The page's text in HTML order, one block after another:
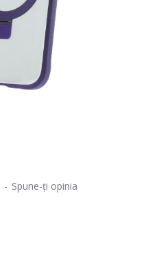
- Spune-ţi opinia